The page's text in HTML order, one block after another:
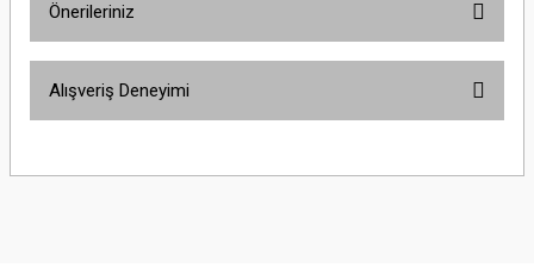
Önerileriniz
yetersiz gördüğünüz noktaları öneri formunu kullanarak tarafımıza
Alışveriş Deneyimi